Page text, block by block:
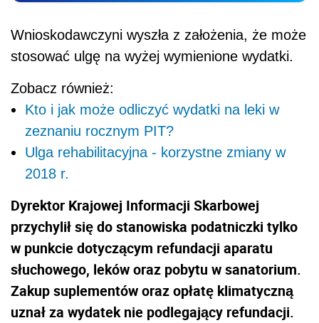
Wnioskodawczyni wyszła z założenia, że może
stosować ulgę na wyżej wymienione wydatki.
Zobacz również:
Kto i jak może odliczyć wydatki na leki w
zeznaniu rocznym PIT?
Ulga rehabilitacyjna - korzystne zmiany w
2018 r.
Dyrektor Krajowej Informacji Skarbowej
przychylił się do stanowiska podatniczki tylko
w punkcie dotyczącym refundacji aparatu
słuchowego, leków oraz pobytu w sanatorium.
Zakup suplementów oraz opłatę klimatyczną
uznał za wydatek nie podlegający refundacji.